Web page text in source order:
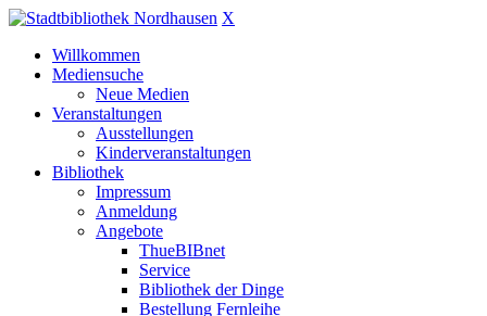
X
Willkommen
Mediensuche
Neue Medien
Veranstaltungen
Ausstellungen
Kinderveranstaltungen
Bibliothek
Impressum
Anmeldung
Angebote
ThueBIBnet
Service
Bibliothek der Dinge
Bestellung Fernleihe